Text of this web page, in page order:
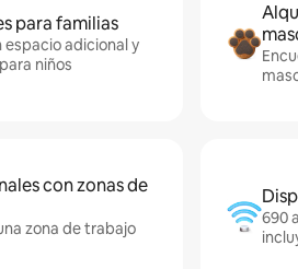
para familias
adicional y
niños
con zonas de
zona de trabajo
690